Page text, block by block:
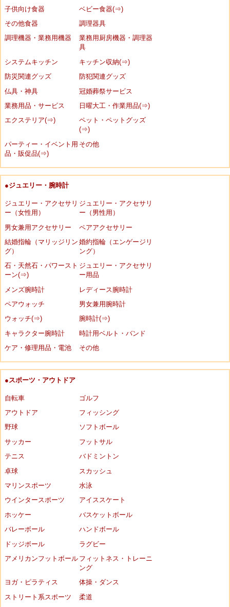
子供向け食器
ベビー食器(⇒)
その他食器
調理器具
調理機器・業務用機器
業務用厨房機器・調理器
具
システムキッチン
キッチン収納(⇒)
防災関連グッズ
防犯関連グッズ
仏具・神具
冠婚葬祭サービス
業務用品・サービス
日曜大工・作業用品(⇒)
エクステリア(⇒)
ペット・ペットグッズ
(⇒)
パーティー・イベント用
品・販促品(⇒)
その他
●ジュエリー・腕時計
ジュエリー・アクセサリ
ー（女性用）
ジュエリー・アクセサリ
ー（男性用）
男女兼用アクセサリー
ペアアクセサリー
結婚指輪（マリッジリン
グ）
婚約指輪（エンゲージリ
ング）
石・天然石・パワースト
ーン(⇒)
ジュエリー・アクセサリ
ー用品
メンズ腕時計
レディース腕時計
ペアウォッチ
男女兼用腕時計
ウォッチ(⇒)
腕時計(⇒)
キャラクター腕時計
時計用ベルト・バンド
ケア・修理用品・電池
その他
●スポーツ・アウトドア
自転車
ゴルフ
アウトドア
フィッシング
野球
ソフトボール
サッカー
フットサル
テニス
バドミントン
卓球
スカッシュ
マリンスポーツ
水泳
ウインタースポーツ
アイススケート
ホッケー
バスケットボール
バレーボール
ハンドボール
ドッジボール
ラグビー
アメリカンフットボール フィットネス・トレーニ
ング
ヨガ・ピラティス
体操・ダンス
ストリート系スポーツ
柔道